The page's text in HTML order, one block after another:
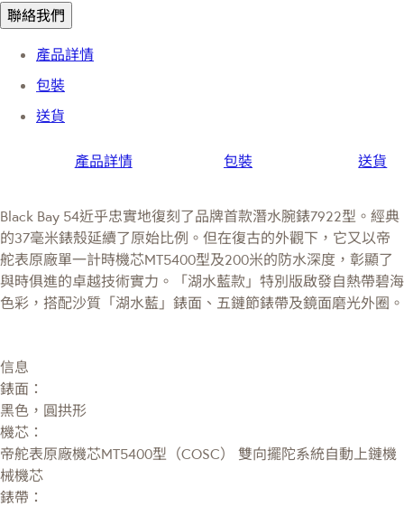
聯絡我們
產品詳情
包裝
送貨
產品詳情 包裝 送貨
Black Bay 54近乎忠實地復刻了品牌首款潛水腕錶7922型。經典
的37毫米錶殼延續了原始比例。但在復古的外觀下，它又以帝
舵表原廠單一計時機芯MT5400型及200米的防水深度，彰顯了
與時俱進的卓越技術實力。「湖水藍款」特別版啟發自熱帶碧海
色彩，搭配沙質「湖水藍」錶面、五鏈節錶帶及鏡面磨光外圈。
信息
錶面：
黑色，圓拱形
機芯：
帝舵表原廠機芯MT5400型（COSC） 雙向擺陀系統自動上鏈機
械機芯
錶帶：